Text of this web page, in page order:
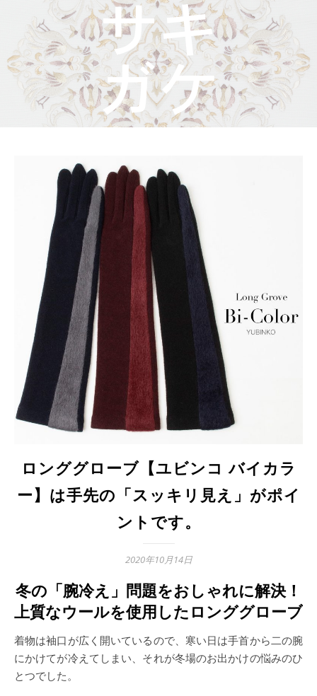
ロンググローブ【ユビンコ バイカラ
ー】は手先の「スッキリ見え」がポイ
ントです。
2020年10月14日
冬の「腕冷え」問題をおしゃれに解決！
上質なウールを使用したロンググローブ
着物は袖口が広く開いているので、寒い日は手首から二の腕
にかけてが冷えてしまい、それが冬場のお出かけの悩みのひ
とつでした。